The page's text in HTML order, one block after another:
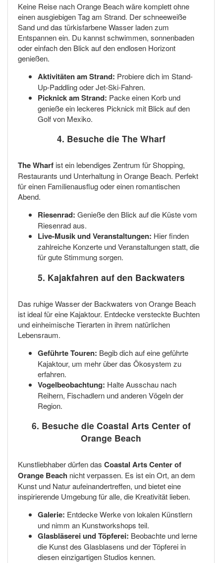
Keine Reise nach Orange Beach wäre komplett ohne
einen ausgiebigen Tag am Strand. Der schneeweiße
Sand und das türkisfarbene Wasser laden zum
Entspannen ein. Du kannst schwimmen, sonnenbaden
oder einfach den Blick auf den endlosen Horizont
genießen.
Aktivitäten am Strand: Probiere dich im Stand-
Up-Paddling oder Jet-Ski-Fahren.
Picknick am Strand: Packe einen Korb und
genieße ein leckeres Picknick mit Blick auf den
Golf von Mexiko.
4. Besuche die The Wharf
The Wharf ist ein lebendiges Zentrum für Shopping,
Restaurants und Unterhaltung in Orange Beach. Perfekt
für einen Familienausflug oder einen romantischen
Abend.
Riesenrad: Genieße den Blick auf die Küste vom
Riesenrad aus.
Live-Musik und Veranstaltungen: Hier finden
zahlreiche Konzerte und Veranstaltungen statt, die
für gute Stimmung sorgen.
5. Kajakfahren auf den Backwaters
Das ruhige Wasser der Backwaters von Orange Beach
ist ideal für eine Kajaktour. Entdecke versteckte Buchten
und einheimische Tierarten in ihrem natürlichen
Lebensraum.
Geführte Touren: Begib dich auf eine geführte
Kajaktour, um mehr über das Ökosystem zu
erfahren.
Vogelbeobachtung: Halte Ausschau nach
Reihern, Fischadlern und anderen Vögeln der
Region.
6. Besuche die Coastal Arts Center of
Orange Beach
Kunstliebhaber dürfen das Coastal Arts Center of
Orange Beach nicht verpassen. Es ist ein Ort, an dem
Kunst und Natur aufeinandertreffen, und bietet eine
inspirierende Umgebung für alle, die Kreativität lieben.
Galerie: Entdecke Werke von lokalen Künstlern
und nimm an Kunstworkshops teil.
Glasbläserei und Töpferei: Beobachte und lerne
die Kunst des Glasblasens und der Töpferei in
diesen einzigartigen Studios kennen.